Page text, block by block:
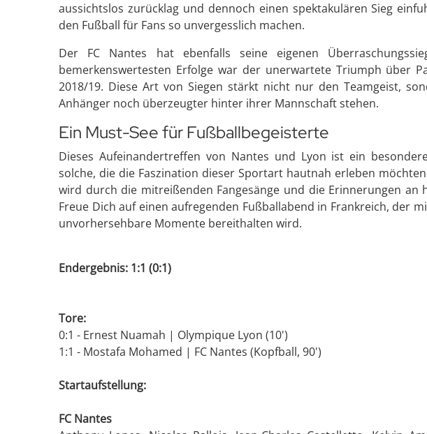
aussichtslos zurücklag und dennoch einen spektakulären Sieg
den Fußball für Fans so unvergesslich machen.
Der FC Nantes hat ebenfalls seine eigenen
bemerkenswertesten Erfolge war der unerwartete Triumph über
2018/19. Diese Art von Siegen stärkt nicht nur den Teamgeist,
Anhänger noch überzeugter hinter ihrer Mannschaft stehen.
Ein Must-See für Fußballbegeisterte
Dieses Aufeinandertreffen von Nantes und Lyon ist ein
solche, die die Faszination dieser Sportart hautnah erleben
wird durch die mitreißenden Fangesänge und die Erinnerungen an
Freue Dich auf einen aufregenden Fußballabend in Frankreich, der
unvorhersehbare Momente bereithalten wird.
Endergebnis: 1:1 (0:1)
Tore:
0:1 - Ernest Nuamah | Olympique Lyon (10')
1:1 - Mostafa Mohamed | FC Nantes (Kopfball, 90')
Startaufstellung:
FC Nantes